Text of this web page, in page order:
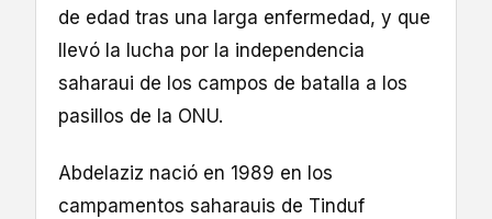
de edad tras una larga enfermedad, y que
llevó la lucha por la independencia
saharaui de los campos de batalla a los
pasillos de la ONU.
Abdelaziz nació en 1989 en los
campamentos saharauis de Tinduf